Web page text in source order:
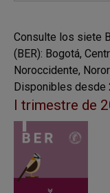
Consulte los siete
(BER): Bogotá,
Noroccidente,
Disponibles desde
I trimestre de